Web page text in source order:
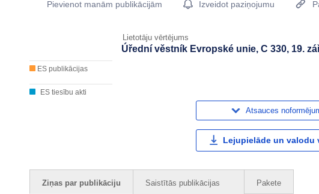
Pievienot manām publikācijām Izveidot paziņojumu
Lietotāju vērtējums
ES publikācijas
ES tiesību akti
Úřední věstník Evropské unie, C 330, 19.
Atsauces
Lejupielāde un valodu
Ziņas par publikāciju Saistītās publikācijas Pakete